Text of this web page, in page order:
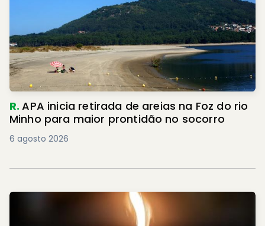
R.APA inicia retirada de areias na Foz do rio
Minho para maior prontidão no socorro
6 agosto 2026